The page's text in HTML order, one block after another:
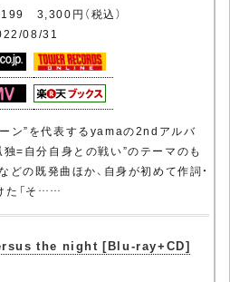
3,300円（税込）
08/31
ン”を代表するyamaの2ndアルバ
独=自分自身との戦い”のテーマのも
などの既発曲ほか、自身が初めて作詞・
た「そ……
the night [Blu-ray+CD]